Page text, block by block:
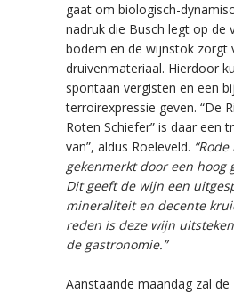
gaat om biologisch-
nadruk die Busch legt op de
bodem en de wijnstok zorgt
druivenmateriaal. Hierdoor
spontaan vergisten en een
terroirexpressie geven. “De
Roten Schiefer” is daar een
van”, aldus Roeleveld.
gekenmerkt door een hoog
Dit geeft de wijn een
mineraliteit en decente
reden is deze wijn
de gastronomie.”
Aanstaande maandag zal de